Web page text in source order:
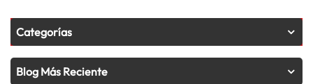
Categorías
Blog Más Reciente